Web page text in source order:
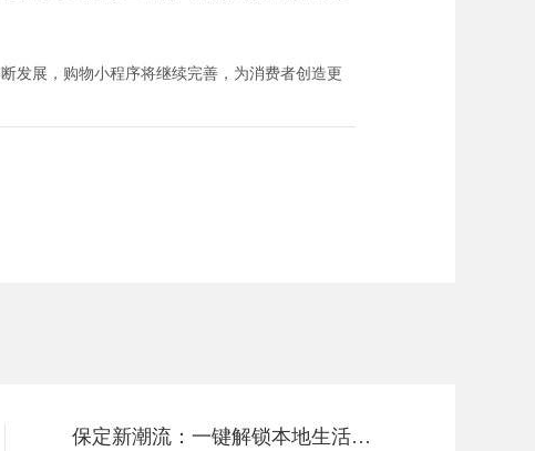
发展，购物小程序将继续完善，为消费者创造更
保定新潮流：一键解锁本地生活，小程序商城购物新体验！